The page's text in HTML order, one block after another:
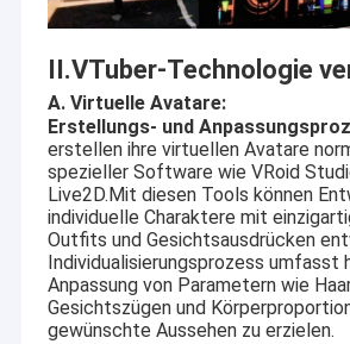
II.VTuber-Technologie
A. Virtuelle Avatare:
Erstellungs- und
erstellen ihre virtuellen Avatare
spezieller Software wie VRoid
Live2D.Mit diesen Tools können
individuelle Charaktere mit
Outfits und Gesichtsausdrücken
Individualisierungsprozess umfasst
Anpassung von Parametern wie
Gesichtszügen und
gewünschte Aussehen zu erzielen.